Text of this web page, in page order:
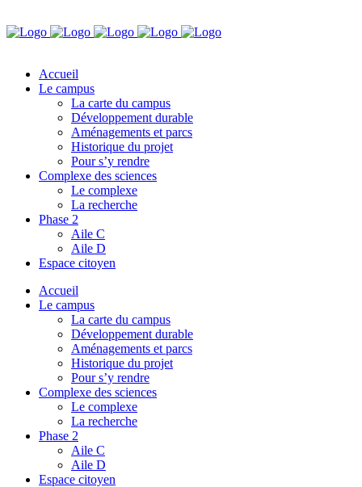
Accueil
Le campus
La carte du campus
Développement durable
Aménagements et parcs
Historique du projet
Pour s’y rendre
Complexe des sciences
Le complexe
La recherche
Phase 2
Aile C
Aile D
Espace citoyen
Accueil
Le campus
La carte du campus
Développement durable
Aménagements et parcs
Historique du projet
Pour s’y rendre
Complexe des sciences
Le complexe
La recherche
Phase 2
Aile C
Aile D
Espace citoyen